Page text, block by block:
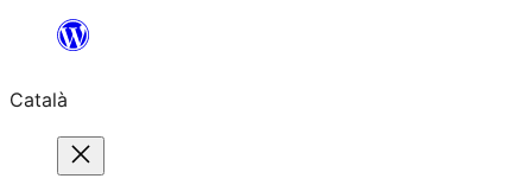
contingut
Català